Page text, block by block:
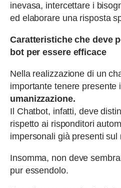
inevasa, intercettare i
ed elaborare una risposta
Caratteristiche che deve
bot per essere efficace
Nella realizzazione di un
importante tenere presente il
umanizzazione.
Il Chatbot, infatti, deve
rispetto ai risponditori
impersonali già presenti sul
Insomma, non deve
pur essendolo.